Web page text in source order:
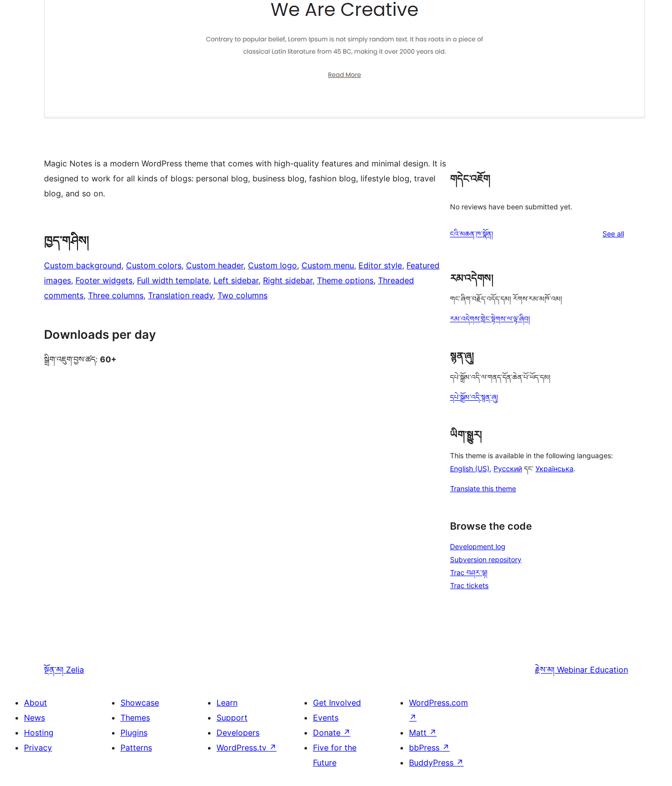
Magic Notes is a modern WordPress theme that comes with high-quality features and minimal design. It is
designed to work for all kinds of blogs: personal blog, business blog, fashion blog, lifestyle blog, travel
blog, and so on.
ཁྱད་གཤིས།
Custom background, Custom colors, Custom header, Custom logo, Custom menu, Editor style, Featured
images, Footer widgets, Full width template, Left sidebar, Right sidebar, Theme options, Threaded
comments, Three columns, Translation ready, Two columns
Downloads per day
སྒྲིག་འཇུག་བྱས་ཚད: 60+
གདེང་འཇོག
No reviews have been submitted yet.
ངའི་མཆན་ཁ་སྣོན། See allreviews
རམ་འདེགས།
གང་ཞིག་བརྗོད་འདོད་དམ། རོགས་རམ་མཁོ་འམ།
རམ་འདེགས་གླེང་སྟེགས་ལ་ལྟ་ཞིབ།
སྙན་ཞུ།
དཔེ་སྒྲོམ་འདི་ལ་གནད་དོན་ཆེན་པོ་ཡོད་དམ།
དཔེ་སྒྲོམ་འདི་སྙན་ཞུ།
ཡིག་སྒྱུར།
This theme is available in the following languages:
English (US), Русский དང་ Українська.
Translate this theme
Browse the code
Development log
Subversion repository
Trac བཤར་ལྟ།
Trac tickets
སྔོན་མ། Zelia རྗེས་མ། Webinar Education
About
News
Hosting
Privacy
Showcase
Themes
Plugins
Patterns
Learn
Support
Developers
WordPress.tv ↗
Get Involved
Events
Donate ↗
Five for the
Future
WordPress.com
↗
Matt ↗
bbPress ↗
BuddyPress ↗